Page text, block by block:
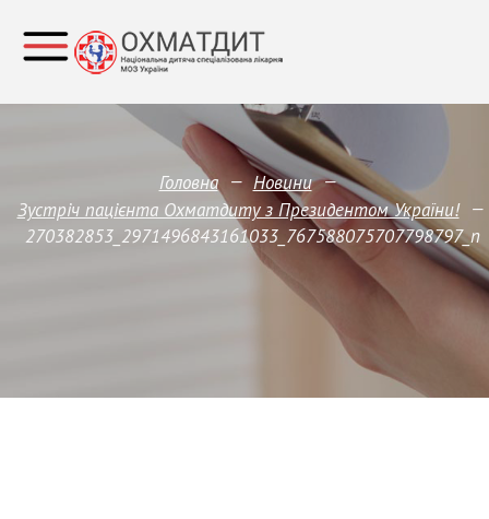
Головна — Новини —
Зустріч пацієнта Охматдиту з Президентом України! —
270382853_2971496843161033_767588075707798797_n